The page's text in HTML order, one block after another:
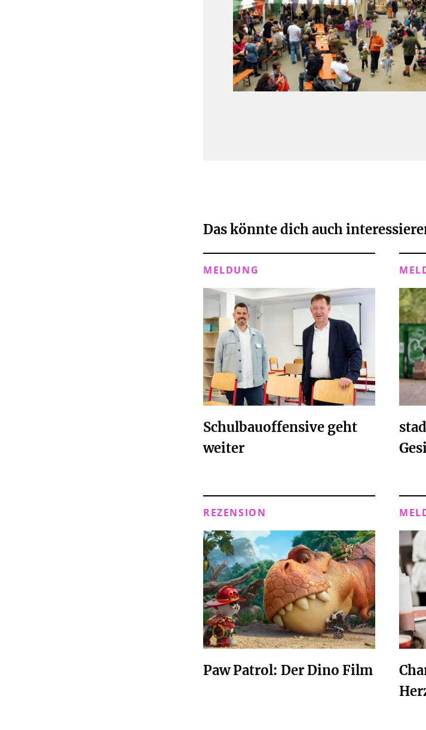
Das könnte dich auch
MELDUNG
Schulbauoffensive geht
weiter
REZENSION
Paw Patrol: Der Dino Film